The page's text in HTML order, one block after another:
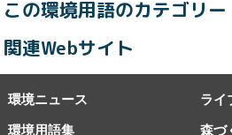
この環境用語のカテゴリー
関連Webサイト
環境ニュース ライ
環境用語集 森づ